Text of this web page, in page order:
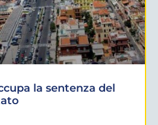
la sentenza del